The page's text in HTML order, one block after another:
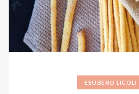
ESUBERO LICOLI